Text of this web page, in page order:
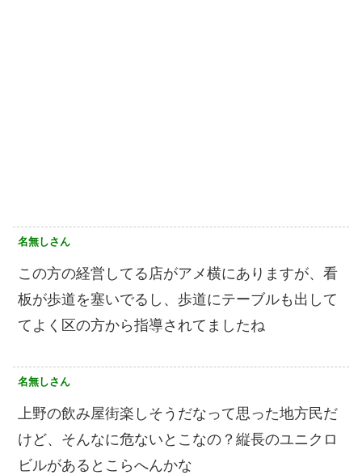
名無しさん
この方の経営してる店がアメ横にありますが、看
板が歩道を塞いでるし、歩道にテーブルも出して
てよく区の方から指導されてましたね
名無しさん
上野の飲み屋街楽しそうだなって思った地方民だ
けど、そんなに危ないとこなの？縦長のユニクロ
ビルがあるとこらへんかな